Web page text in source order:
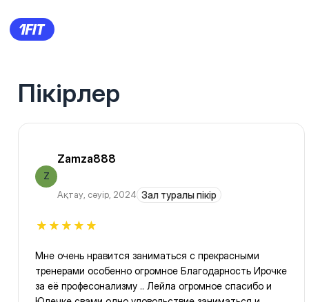
Пікірлер
Z
Zamza888
Ақтау, сәуір, 2024 Зал туралы пікір
Мне очень нравится заниматься с прекрасными
тренерами особенно огромное Благодарность Ирочке
за её професонализму .. Лейла огромное спасибо и